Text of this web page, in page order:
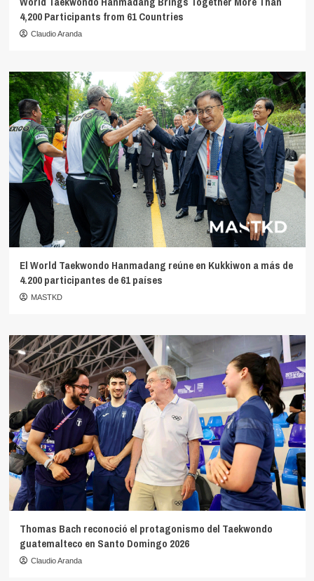
4,200 Participants from 61 Countries
Claudio Aranda
El World Taekwondo Hanmadang reúne en Kukkiwon a más de
4.200 participantes de 61 países
MASTKD
Thomas Bach reconoció el protagonismo del Taekwondo
guatemalteco en Santo Domingo 2026
Claudio Aranda